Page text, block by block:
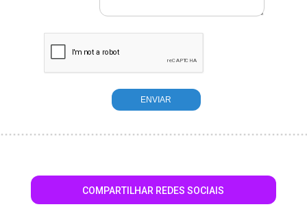
COMPARTILHAR REDES SOCIAIS